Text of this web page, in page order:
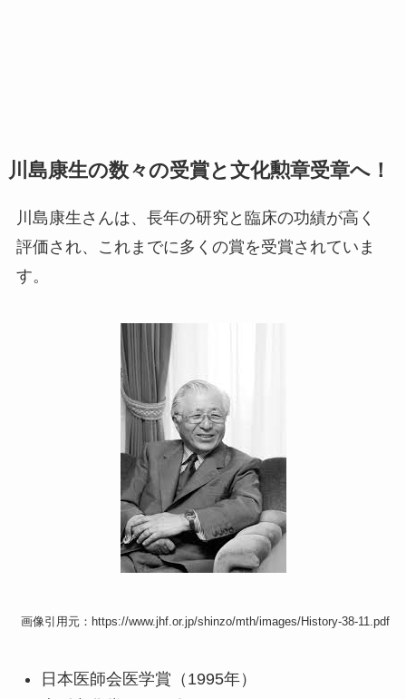
川島康生の数々の受賞と文化勲章受章へ！
川島康生さんは、長年の研究と臨床の功績が高く
評価され、これまでに多くの賞を受賞されていま
す。
画像引用元：https://www.jhf.or.jp/shinzo/mth/images/History-38-11.pdf
日本医師会医学賞（1995年）